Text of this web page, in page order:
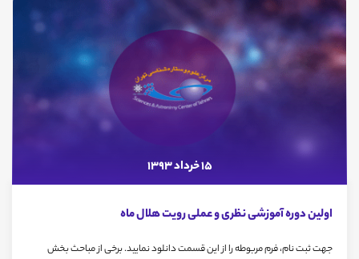
15 خرداد 1393
اولین دوره آموزشی نظری و عملی رویت هلال ماه
جهت ثبت نام، فرم مربوطه را از این قسمت دانلود نمایید. برخی از مباحث بخش